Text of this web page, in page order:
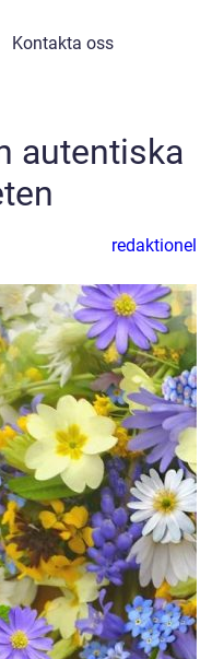
Kontakta oss
autentiska
redaktionel